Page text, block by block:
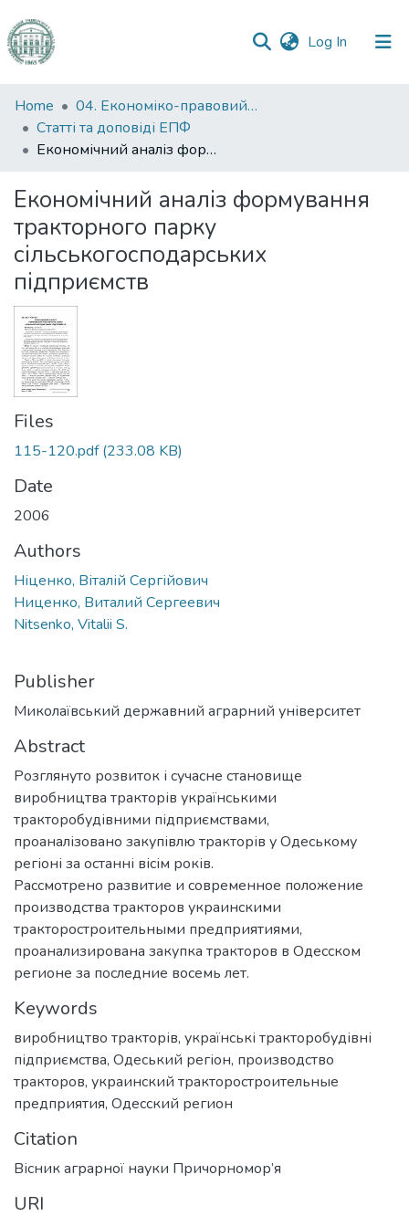
Log In (current)
Communities
&
Collections
Statistics
Home
04. Економіко-правовий факультет
Статті та доповіді ЕПФ
Економічний аналіз формування тракторного парку сільськогосподарських підприємств
Економічний аналіз формування
тракторного парку
сільськогосподарських
підприємств
Files
115-120.pdf(233.08 KB)
Date
2006
Authors
Ніценко, Віталій Сергійович
Ниценко, Виталий Сергеевич
Nitsenko, Vitalii S.
Publisher
Миколаївський державний аграрний університет
Abstract
Розглянуто розвиток і сучасне становище
виробництва тракторів українськими
тракторобудівними підприємствами,
проаналізовано закупівлю тракторів у Одеському
регіоні за останні вісім років.
Рассмотрено развитие и современное положение
производства тракторов украинскими
тракторостроительными предприятиями,
проанализирована закупка тракторов в Одесском
регионе за последние восемь лет.
Keywords
виробництво тракторів, українські тракторобудівні
підприємства, Одеський регіон, производство
тракторов, украинский тракторостроительные
предприятия, Одесский регион
Citation
Вісник аграрної науки Причорномор’я
URI